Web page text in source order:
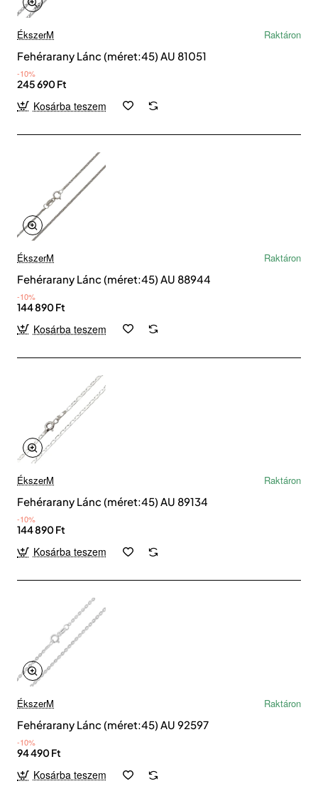
ÉkszerM
Raktáron
Fehérarany Lánc (méret:45) AU 81051
-10%
245 690 Ft
Kosárba teszem
ÉkszerM
Raktáron
Fehérarany Lánc (méret:45) AU 88944
-10%
144 890 Ft
Kosárba teszem
ÉkszerM
Raktáron
Fehérarany Lánc (méret:45) AU 89134
-10%
144 890 Ft
Kosárba teszem
ÉkszerM
Raktáron
Fehérarany Lánc (méret:45) AU 92597
-10%
94 490 Ft
Kosárba teszem